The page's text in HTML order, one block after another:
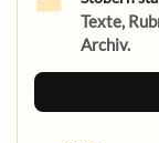
Texte,
Archiv.